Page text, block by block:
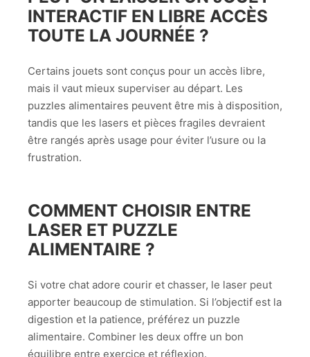
INTERACTIF EN LIBRE ACCÈS
TOUTE LA JOURNÉE ?
Certains jouets sont conçus pour un accès libre,
mais il vaut mieux superviser au départ. Les
puzzles alimentaires peuvent être mis à disposition,
tandis que les lasers et pièces fragiles devraient
être rangés après usage pour éviter l’usure ou la
frustration.
COMMENT CHOISIR ENTRE
LASER ET PUZZLE
ALIMENTAIRE ?
Si votre chat adore courir et chasser, le laser peut
apporter beaucoup de stimulation. Si l’objectif est la
digestion et la patience, préférez un puzzle
alimentaire. Combiner les deux offre un bon
équilibre entre exercice et réflexion.